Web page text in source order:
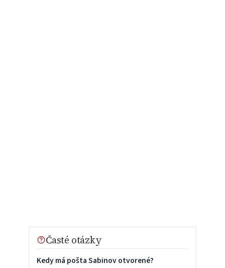
Časté otázky
Kedy má pošta Sabinov otvorené?